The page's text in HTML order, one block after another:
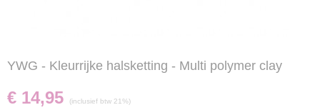
YWG - Kleurrijke halsketting - Multi polymer clay
€ 14,95 (inclusief btw 21%)